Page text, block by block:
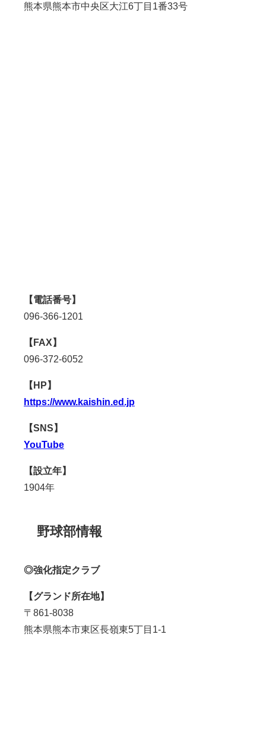
熊本県熊本市中央区大江6丁目1番33号
【電話番号】
096-366-1201
【FAX】
096-372-6052
【HP】
https://www.kaishin.ed.jp
【SNS】
YouTube
【設立年】
1904年
野球部情報
◎強化指定クラブ
【グランド所在地】
〒861-8038
熊本県熊本市東区長嶺東5丁目1-1